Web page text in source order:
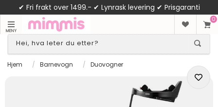
✔ Fri frakt over 1499.- ✔ Lynrask levering ✔ Prisgaranti
MENY
0
Hjem / Barnevogn / Duovogner